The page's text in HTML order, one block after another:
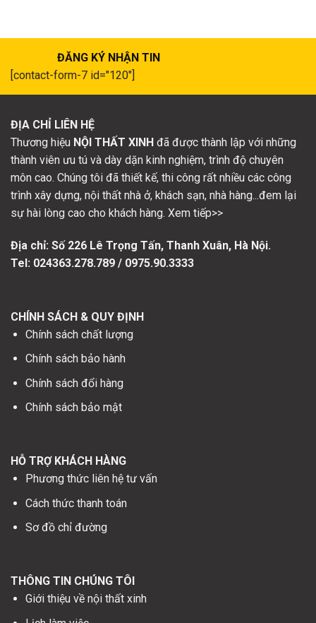
ĐĂNG KÝ NHẬN TIN
[contact-form-7 id="120"]
ĐỊA CHỈ LIÊN HỆ
Thương hiệu NỘI THẤT XINH đã được thành lập với những
thành viên ưu tú và dày dặn kinh nghiệm, trình độ chuyên
môn cao. Chúng tôi đã thiết kế, thi công rất nhiều các công
trình xây dựng, nội thất nhà ở, khách sạn, nhà hàng...đem lại
sự hài lòng cao cho khách hàng. Xem tiếp>>
Địa chỉ: Số 226 Lê Trọng Tấn, Thanh Xuân, Hà Nội.
Tel: 024363.278.789 / 0975.90.3333
CHÍNH SÁCH & QUY ĐỊNH
Chính sách chất lượng
Chính sách bảo hành
Chính sách đổi hàng
Chính sách bảo mật
HỖ TRỢ KHÁCH HÀNG
Phương thức liên hệ tư vấn
Cách thức thanh toán
Sơ đồ chỉ đường
THÔNG TIN CHÚNG TÔI
Giới thiệu về nội thất xinh